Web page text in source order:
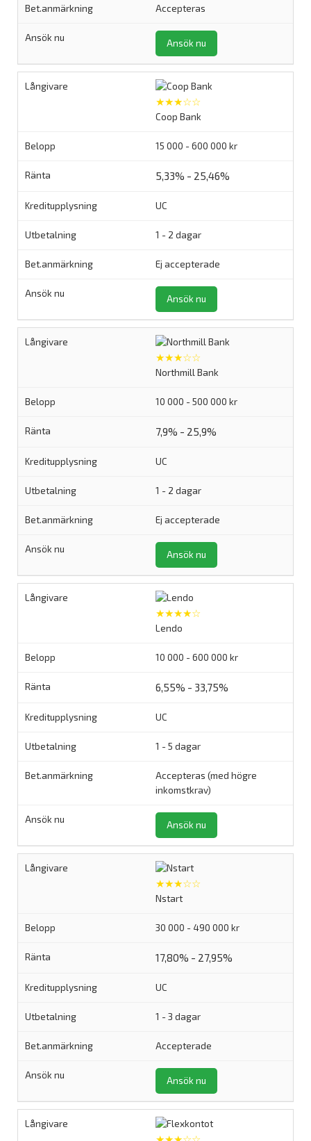
Accepteras
Ansök nu
★★★☆☆
Coop Bank
15 000 - 600 000 kr
5,33% - 25,46%
UC
1 - 2 dagar
Ej accepterade
Ansök nu
★★★☆☆
Northmill Bank
10 000 - 500 000 kr
7,9% - 25,9%
UC
1 - 2 dagar
Ej accepterade
Ansök nu
★★★★☆
Lendo
10 000 - 600 000 kr
6,55% - 33,75%
UC
1 - 5 dagar
Accepteras (med högre
inkomstkrav)
Ansök nu
★★★☆☆
Nstart
30 000 - 490 000 kr
17,80% - 27,95%
UC
1 - 3 dagar
Accepterade
Ansök nu